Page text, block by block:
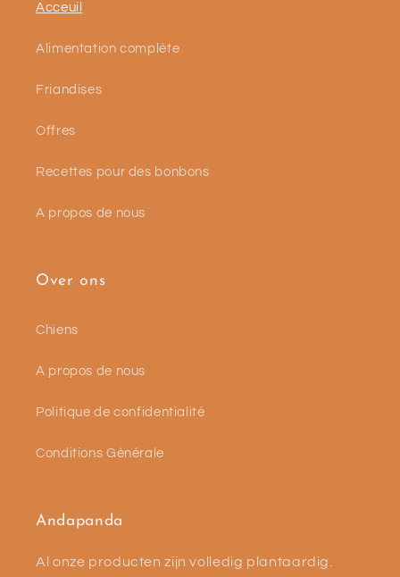
Acceuil
Alimentation complète
Friandises
Offres
Recettes pour des bonbons
A propos de nous
Over ons
Chiens
A propos de nous
Politique de confidentialité
Conditions Générale
Andapanda
Al onze producten zijn volledig plantaardig.